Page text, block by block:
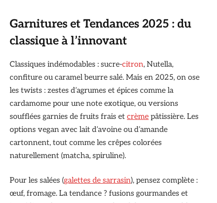
Garnitures et Tendances 2025 : du
classique à l’innovant
Classiques indémodables : sucre-citron, Nutella,
confiture ou caramel beurre salé. Mais en 2025, on ose
les twists : zestes d’agrumes et épices comme la
cardamome pour une note exotique, ou versions
soufflées garnies de fruits frais et crème pâtissière. Les
options vegan avec lait d’avoine ou d’amande
cartonnent, tout comme les crêpes colorées
naturellement (matcha, spiruline).
Pour les salées (galettes de sarrasin), pensez complète :
œuf, fromage. La tendance ? fusions gourmandes et